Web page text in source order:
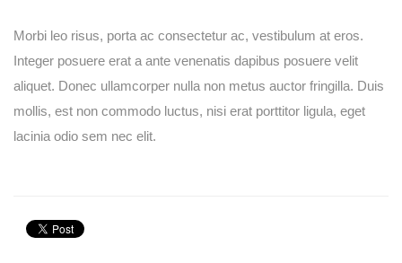
Morbi leo risus, porta ac consectetur ac, vestibulum at eros.
Integer posuere erat a ante venenatis dapibus posuere velit
aliquet. Donec ullamcorper nulla non metus auctor fringilla. Duis
mollis, est non commodo luctus, nisi erat porttitor ligula, eget
lacinia odio sem nec elit.